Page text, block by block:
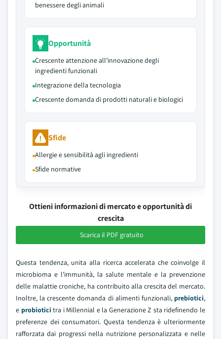
benessere degli animali
Opportunità
Crescente attenzione all'innovazione degli
ingredienti funzionali
Integrazione della tecnologia
Crescente domanda di prodotti naturali e biologici
Sfide
Allergie e sensibilità agli ingredienti
Sfide normative
Ottieni informazioni di mercato e opportunità di
crescita
Scarica il PDF gratuito
Questa tendenza, unita alla ricerca accelerata che coinvolge il
microbioma e l'immunità, la salute mentale e la prevenzione
delle malattie croniche, ha contribuito alla crescita del mercato.
Inoltre, la crescente domanda di alimenti funzionali, prebiotici,
e probiotici tra i Millennial e la Generazione Z sta ridefinendo le
preferenze dei consumatori. Questa tendenza è ulteriormente
rafforzata dai progressi nella nutrizione personalizzata e nelle